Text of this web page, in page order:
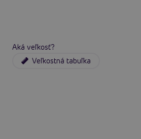
Aká veľkosť?
Veľkostná tabuľka